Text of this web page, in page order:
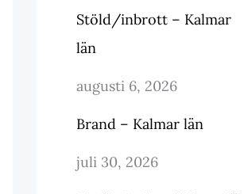
Stöld/inbrott – Kalmar
län
augusti 6, 2026
Brand – Kalmar län
juli 30, 2026